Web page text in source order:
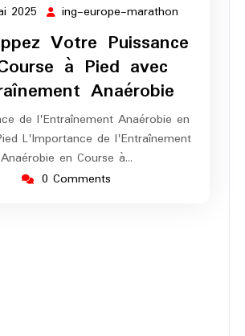
2025 07
mai
2025
ing-europe-marathon
marathon
Votre Puissance
à Pied avec
Anaérobie
de l'Entraînement Anaérobie en
L'Importance de l'Entraînement
Anaérobie en Course à…
0 Comments